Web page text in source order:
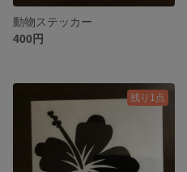
動物ステッカー
400円
残り1点